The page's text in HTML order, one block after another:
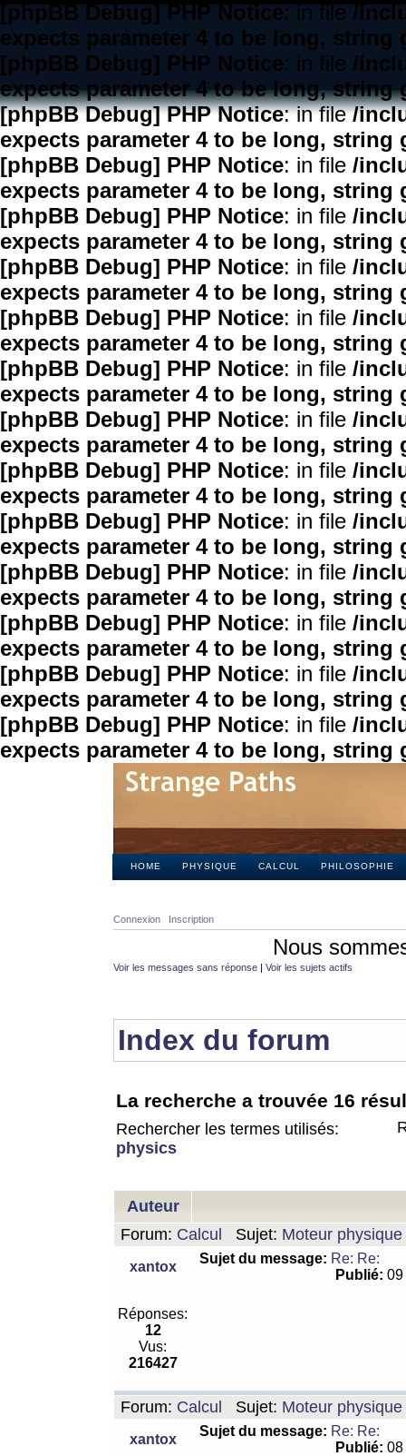
[phpBB Debug] PHP Notice: in file/
expects parameter 4 to be long, string
[phpBB Debug] PHP Notice: in file /
expects parameter 4 to be long, string
[phpBB Debug] PHP Notice: in file/
expects parameter 4 to be long, string
[phpBB Debug] PHP Notice: in file /
expects parameter 4 to be long, string
[phpBB Debug] PHP Notice: in file /
expects parameter 4 to be long, string
[phpBB Debug] PHP Notice: in file /
expects parameter 4 to be long, string
[phpBB Debug] PHP Notice: in file /
expects parameter 4 to be long, string
[phpBB Debug] PHP Notice: in file /
expects parameter 4 to be long, string
[phpBB Debug] PHP Notice: in file /
expects parameter 4 to be long, string
[phpBB Debug] PHP Notice: in file /
expects parameter 4 to be long, string
[phpBB Debug] PHP Notice: in file /
expects parameter 4 to be long, string
[phpBB Debug] PHP Notice: in file /
expects parameter 4 to be long, string
[phpBB Debug] PHP Notice: in file /
expects parameter 4 to be long, string
[phpBB Debug] PHP Notice: in file /
expects parameter 4 to be long, string
[phpBB Debug] PHP Notice: in file /
expects parameter 4 to be long, string
HOME PHYSIQUE CALCUL PHILOSOPHIE
Connexion Inscription
Nous
Voir les messages sans réponse | Voir les sujets actifs
Index du forum
La recherche a trouvée 16
Rechercher les termes utilisés:
physics
Auteur
Forum: Calcul Sujet: Moteur
xantox
Sujet du message: Re: Re:
Publié:
Réponses:
12
Vus:
216427
Forum: Calcul Sujet: Moteur
xantox
Sujet du message: Re: Re:
Publié: